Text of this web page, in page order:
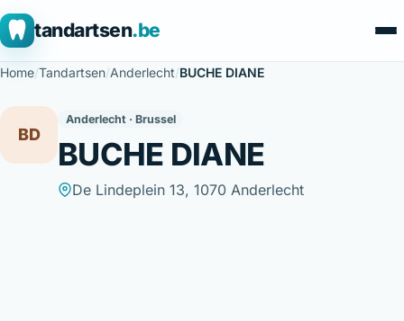
tandartsen.be
Home/Tandartsen/Anderlecht/BUCHE DIANE
BD
Anderlecht · Brussel
BUCHE DIANE
De Lindeplein 13, 1070 Anderlecht